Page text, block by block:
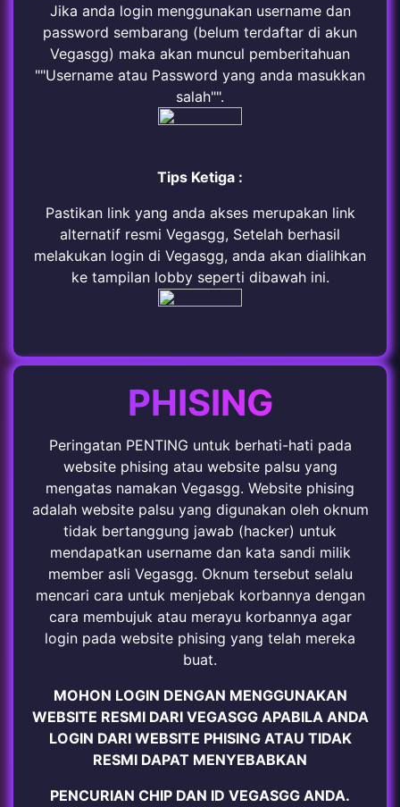
Jika anda login menggunakan username dan
password sembarang (belum terdaftar di akun
Vegasgg) maka akan muncul pemberitahuan
""Username atau Password yang anda masukkan
salah"".
Tips Ketiga :
Pastikan link yang anda akses merupakan link
alternatif resmi Vegasgg, Setelah berhasil
melakukan login di Vegasgg, anda akan dialihkan
ke tampilan lobby seperti dibawah ini.
PHISING
Peringatan PENTING untuk berhati-hati pada
website phising atau website palsu yang
mengatas namakan Vegasgg. Website phising
adalah website palsu yang digunakan oleh oknum
tidak bertanggung jawab (hacker) untuk
mendapatkan username dan kata sandi milik
member asli Vegasgg. Oknum tersebut selalu
mencari cara untuk menjebak korbannya dengan
cara membujuk atau merayu korbannya agar
login pada website phising yang telah mereka
buat.
MOHON LOGIN DENGAN MENGGUNAKAN
WEBSITE RESMI DARI VEGASGG APABILA ANDA
LOGIN DARI WEBSITE PHISING ATAU TIDAK
RESMI DAPAT MENYEBABKAN
PENCURIAN CHIP DAN ID VEGASGG ANDA.